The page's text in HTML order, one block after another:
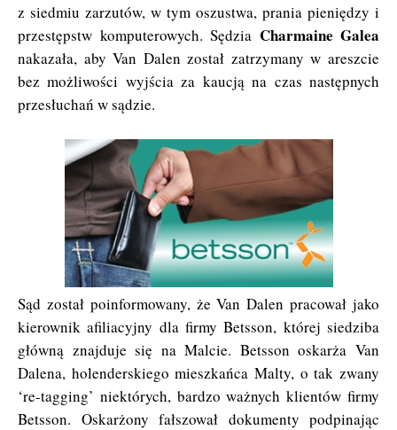
z siedmiu zarzutów, w tym oszustwa, prania pieniędzy i
przestępstw komputerowych. Sędzia Charmaine Galea
nakazała, aby Van Dalen został zatrzymany w areszcie
bez możliwości wyjścia za kaucją na czas następnych
przesłuchań w sądzie.
Sąd został poinformowany, że Van Dalen pracował jako
kierownik afiliacyjny dla firmy Betsson, której siedziba
główną znajduje się na Malcie. Betsson oskarża Van
Dalena, holenderskiego mieszkańca Malty, o tak zwany
‘re-tagging’ niektórych, bardzo ważnych klientów firmy
Betsson. Oskarżony fałszował dokumenty podpinając